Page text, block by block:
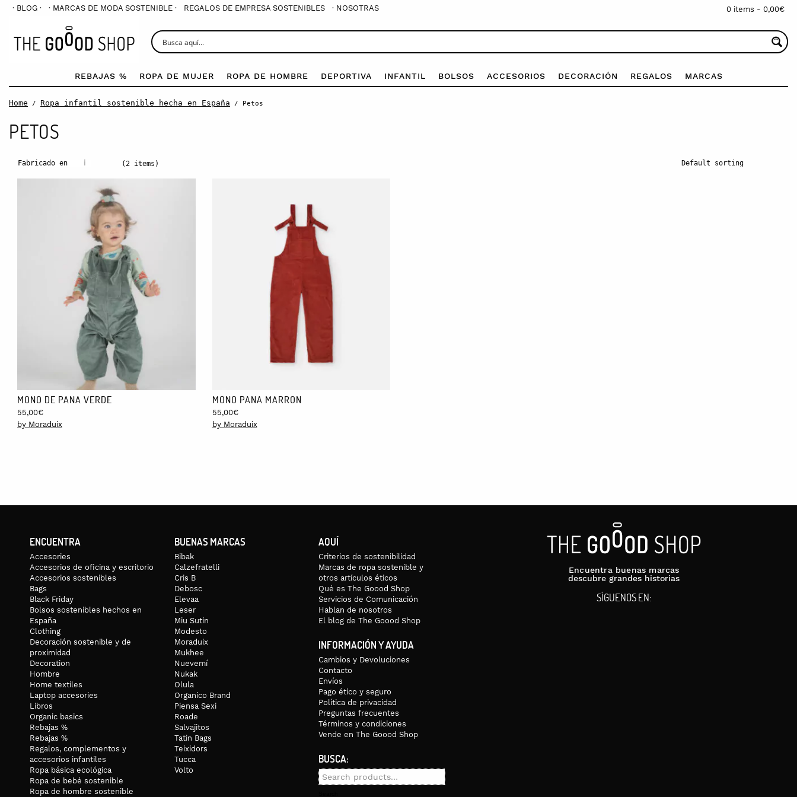
· BLOG · · MARCAS DE MODA SOSTENIBLE · REGALOS DE EMPRESA SOSTENIBLES · NOSOTRAS 0 items - 0,00€
REBAJAS % ROPA DE MUJER ROPA DE HOMBRE DEPORTIVA INFANTIL BOLSOS ACCESORIOS DECORACIÓN REGALOS MARCAS
Home / Ropa infantil sostenible hecha en España / Petos
PETOS
i
Fabricado en (2 items)
MONO DE PANA VERDE
55,00€
by Moraduix
MONO PANA MARRON
55,00€
by Moraduix
ENCUENTRA
Accesories
Accesorios de oficina y escritorio
Accesorios sostenibles
Bags
Black Friday
Bolsos sostenibles hechos en
España
Clothing
Decoración sostenible y de
proximidad
Decoration
Hombre
Home textiles
Laptop accesories
Libros
Organic basics
Rebajas %
Rebajas %
Regalos, complementos y
accesorios infantiles
Ropa básica ecológica
Ropa de bebé sostenible
Ropa de hombre sostenible
BUENAS MARCAS
Bibak
Calzefratelli
Cris B
Debosc
Elevaa
Leser
Miu Sutin
Modesto
Moraduix
Mukhee
Nuevemí
Nukak
Olula
Organico Brand
Piensa Sexi
Roade
Salvajitos
Tatin Bags
Teixidors
Tucca
Volto
AQUÍ
Criterios de sostenibilidad
Marcas de ropa sostenible y
otros artículos éticos
Qué es The Goood Shop
Servicios de Comunicación
Hablan de nosotros
El blog de The Goood Shop
INFORMACIÓN Y AYUDA
Cambios y Devoluciones
Contacto
Envíos
Pago ético y seguro
Política de privacidad
Preguntas frecuentes
Términos y condiciones
Vende en The Goood Shop
BUSCA:
Search
Encuentra buenas marcas
descubre grandes historias
SÍGUENOS EN: